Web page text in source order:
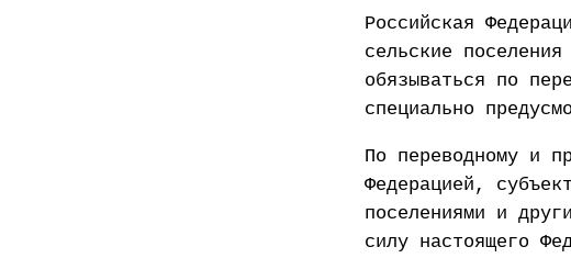
Российская
сельские
обязываться по
специально
По переводному и
Федерацией,
поселениями и
силу настоящего